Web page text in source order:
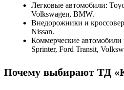
Легковые автомобили:
Volkswagen, BMW.
Внедорожники и
Nissan.
Коммерческие
Sprinter, Ford Transit,
Почему выбирают ТД